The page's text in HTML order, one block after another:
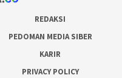
REDAKSI
PEDOMAN MEDIA SIBER
KARIR
PRIVACY POLICY